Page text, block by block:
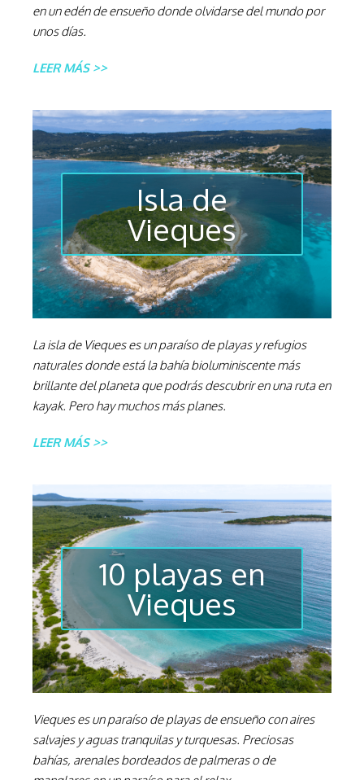
en un edén de ensueño donde olvidarse del mundo por
unos días.
LEER MÁS >>
Isla de
Vieques
La isla de Vieques es un paraíso de playas y refugios
naturales donde está la bahía bioluminiscente más
brillante del planeta que podrás descubrir en una ruta en
kayak. Pero hay muchos más planes.
LEER MÁS >>
10 playas en
Vieques
Vieques es un paraíso de playas de ensueño con aires
salvajes y aguas tranquilas y turquesas. Preciosas
bahías, arenales bordeados de palmeras o de